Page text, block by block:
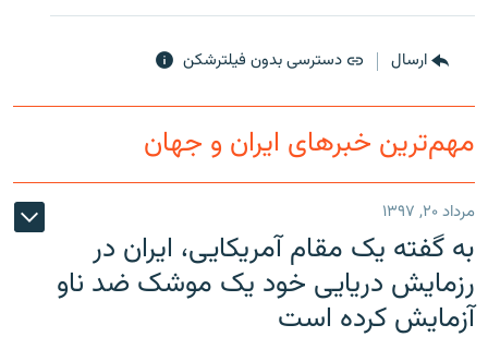
ارسال دسترسی بدون فیلترشکن
مهم‌ترین خبرهای ایران و جهان
مرداد ۲۰, ۱۳۹۷
به گفته یک مقام آمریکایی، ایران در
رزمایش دریایی خود یک موشک ضد ناو
آزمایش کرده است